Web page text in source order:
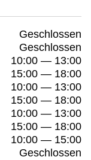
Geschlossen
Geschlossen
10:00 — 13:00
15:00 — 18:00
10:00 — 13:00
15:00 — 18:00
10:00 — 13:00
15:00 — 18:00
10:00 — 15:00
Geschlossen